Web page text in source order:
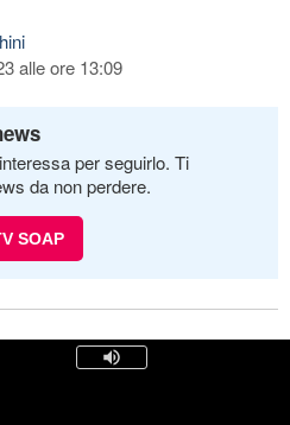
alle ore 13:09
per seguirlo. Ti
da non perdere.
SOAP